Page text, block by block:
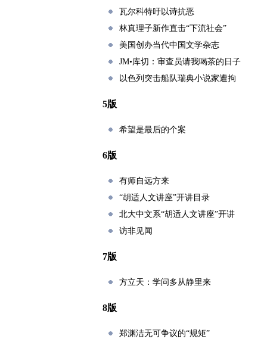
瓦尔科特吁以诗抗恶
林真理子新作直击“下流社会”
美国创办当代中国文学杂志
JM•库切：审查员请我喝茶的日子
以色列突击船队瑞典小说家遭拘
5版
希望是最后的个案
6版
有师自远方来
“胡适人文讲座”开讲目录
北大中文系“胡适人文讲座”开讲
访非见闻
7版
方立天：学问多从静里来
8版
郑渊洁无可争议的“规矩”